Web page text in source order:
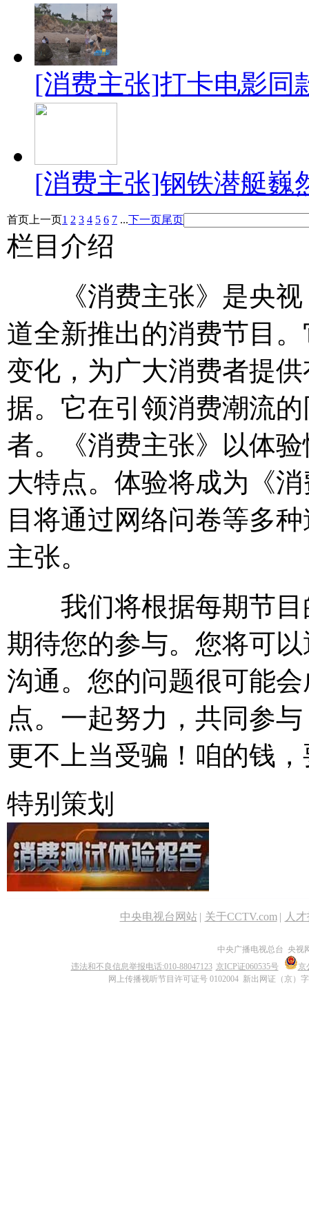
[消费主张]打卡电影同
[消费主张]钢铁潜艇巍
首页 上一页1 2 3 4 5 6 7 ...下一页尾页
栏目介绍
《消费主张》是央视
道全新推出的消费节目
变化，为广大消费者提
据。它在引领消费潮流
者。《消费主张》以体
大特点。体验将成为《
目将通过网络问卷等多
主张。
我们将根据每期节目
期待您的参与。您将可
沟通。您的问题很可能
点。一起努力，共同参
更不上当受骗！咱的钱
特别策划
中央电视台网站 | 关于CCTV.com | 人
中央广播电视总台 央视
违法和不良信息举报电话:010-88047123 京ICP证060535号
京
网上传播视听节目许可证号 0102004 新出网证（京）